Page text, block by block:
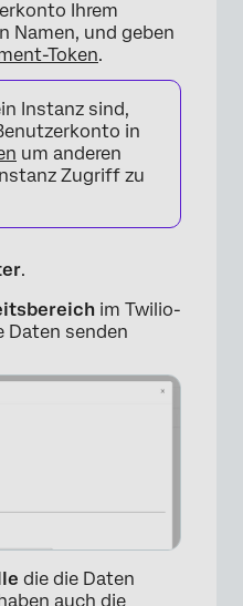
×
Ihrem
Namen, und geben
Token.
Instanz sind,
in
um anderen
Zugriff zu
.
im Twilio-
Daten senden
die die Daten
auch die